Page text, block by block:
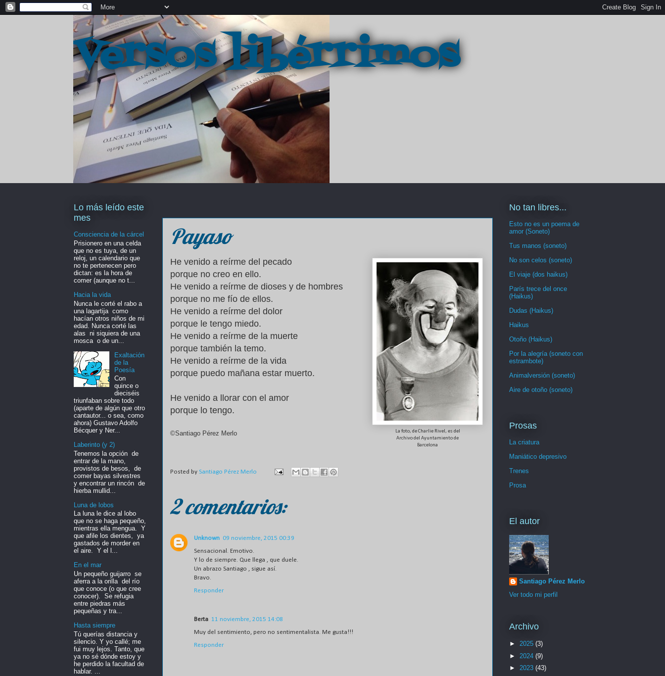
Versos libérrimos
Payaso
La foto, de Charlie Rivel, es del
Archivo del Ayuntamiento de
Barcelona
He venido a reírme del pecado
porque no creo en ello.
He venido a reírme de dioses y de hombres
porque no me fío de ellos.
He venido a reírme del dolor
porque le tengo miedo.
He venido a reírme de la muerte
porque también la temo.
He venido a reírme de la vida
porque puedo mañana estar muerto.
He venido a llorar con el amor
porque lo tengo.
©Santiago Pérez Merlo
Posted by Santiago Pérez Merlo
2 comentarios:
Unknown 09 noviembre, 2015 00:39
Sensacional. Emotivo.
Y lo de siempre. Que llega , que duele.
Un abrazo Santiago , sigue así.
Bravo.
Responder
Berta 11 noviembre, 2015 14:08
Muy del sentimiento, pero no sentimentalista. Me gusta!!!
Responder
Lo más leído este
mes
Consciencia de la cárcel
Prisionero en una celda
que no es tuya, de un
reloj, un calendario que
no te pertenecen pero
dictan: es la hora de
comer (aunque no t...
Hacia la vida
Nunca le corté el rabo a
una lagartija como
hacían otros niños de mi
edad. Nunca corté las
alas ni siquiera de una
mosca o de un...
Exaltación
de la
Poesía
Con
quince o
dieciséis
triunfaban sobre todo
(aparte de algún que otro
cantautor... o sea, como
ahora) Gustavo Adolfo
Bécquer y Ner...
Laberinto (y 2)
Tenemos la opción de
entrar de la mano,
provistos de besos, de
comer bayas silvestres
y encontrar un rincón de
hierba mullid...
Luna de lobos
La luna le dice al lobo
que no se haga pequeño,
mientras ella mengua. Y
que afile los dientes, ya
gastados de morder en
el aire. Y el l...
En el mar
Un pequeño guijarro se
aferra a la orilla del río
que conoce (o que cree
conocer). Se refugia
entre piedras más
pequeñas y tra...
Hasta siempre
Tú querías distancia y
silencio. Y yo callé; me
fui muy lejos. Tanto, que
ya no sé dónde estoy y
he perdido la facultad de
hablar. ...
No tan libres...
Esto no es un poema de
amor (Soneto)
Tus manos (soneto)
No son celos (soneto)
El viaje (dos haikus)
París trece del once
(Haikus)
Dudas (Haikus)
Haikus
Otoño (Haikus)
Por la alegría (soneto con
estrambote)
Animalversión (soneto)
Aire de otoño (soneto)
Prosas
La criatura
Maniático depresivo
Trenes
Prosa
El autor
Santiago Pérez Merlo
Ver todo mi perfil
Archivo
► 2025 (3)
► 2024 (9)
► 2023 (43)